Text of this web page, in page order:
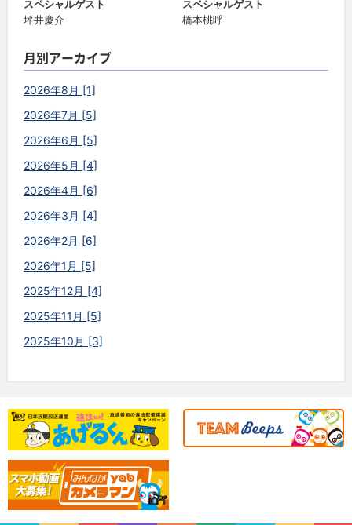
スペシャルゲスト
坪井慶介
スペシャルゲスト
橋本桃呼
月別アーカイブ
2026年8月 [1]
2026年7月 [5]
2026年6月 [5]
2026年5月 [4]
2026年4月 [6]
2026年3月 [4]
2026年2月 [6]
2026年1月 [5]
2025年12月 [4]
2025年11月 [5]
2025年10月 [3]